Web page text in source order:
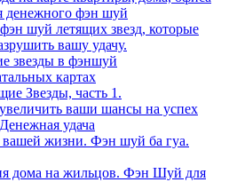
денежного фэн шуй
шуй летящих звезд, которые
вашу удачу.
звезды в фэншуй
картах
Звезды, часть 1.
ваши шансы на успех
удача
вашей жизни. Фэн шуй ба гуа.
дома на жильцов. Фэн Шуй для